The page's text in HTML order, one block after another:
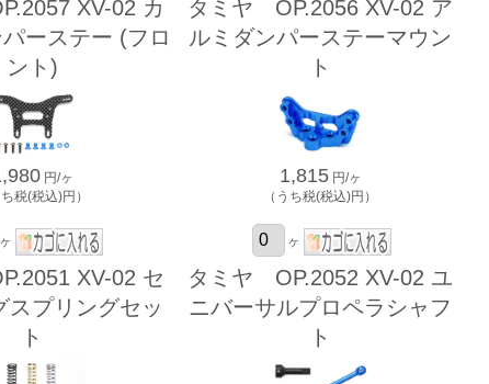
XV-02 カ
ーステー (フロ
ント)
円/ヶ
ち税(税込)円）
ヶ
タミヤ OP.2056 XV-02 ア
ルミダンパーステーマウン
ト
1,815 円/ヶ
（うち税(税込)円）
ヶ
XV-02 セ
スプリングセッ
ト
タミヤ OP.2052 XV-02 ユ
ニバーサルプロペラシャフ
ト